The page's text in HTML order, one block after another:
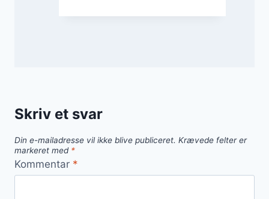
Skriv et svar
Din e-mailadresse vil ikke blive publiceret. Krævede felter er
markeret med *
Kommentar *